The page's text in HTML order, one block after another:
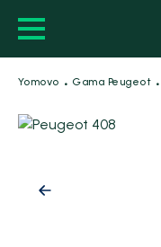
Yomovo · Gama Peugeot ·